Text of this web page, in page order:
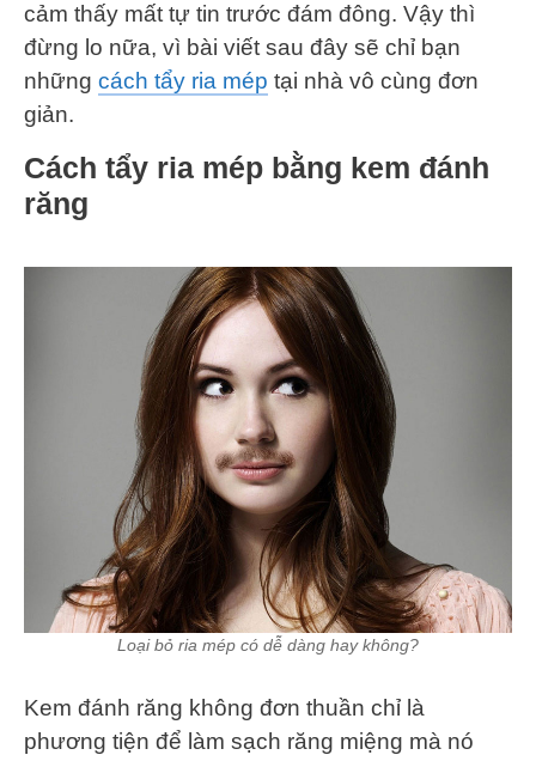
cảm thấy mất tự tin trước đám đông. Vậy thì
đừng lo nữa, vì bài viết sau đây sẽ chỉ bạn
những cách tẩy ria mép tại nhà vô cùng đơn
giản.
Cách tẩy ria mép bằng kem đánh
răng
Loại bỏ ria mép có dễ dàng hay không?
Kem đánh răng không đơn thuần chỉ là
phương tiện để làm sạch răng miệng mà nó